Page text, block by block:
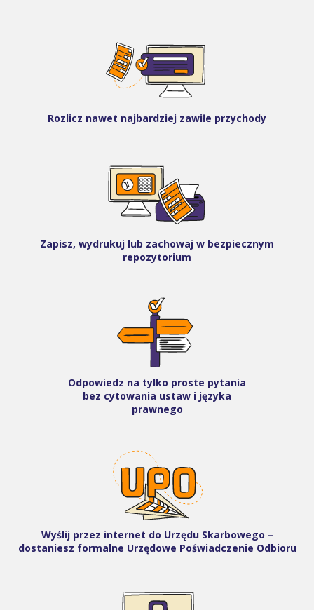
Rozlicz nawet najbardziej zawiłe przychody
Zapisz, wydrukuj lub zachowaj w bezpiecznym
repozytorium
Odpowiedz na tylko proste pytania
bez cytowania ustaw i języka
prawnego
Wyślij przez internet do Urzędu Skarbowego –
dostaniesz formalne Urzędowe Poświadczenie Odbioru